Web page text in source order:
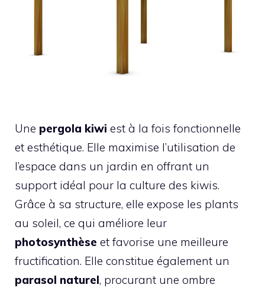
Une pergola kiwi est à la fois fonctionnelle
et esthétique. Elle maximise l’utilisation de
l’espace dans un jardin en offrant un
support idéal pour la culture des kiwis.
Grâce à sa structure, elle expose les plants
au soleil, ce qui améliore leur
photosynthèse et favorise une meilleure
fructification. Elle constitue également un
parasol naturel, procurant une ombre